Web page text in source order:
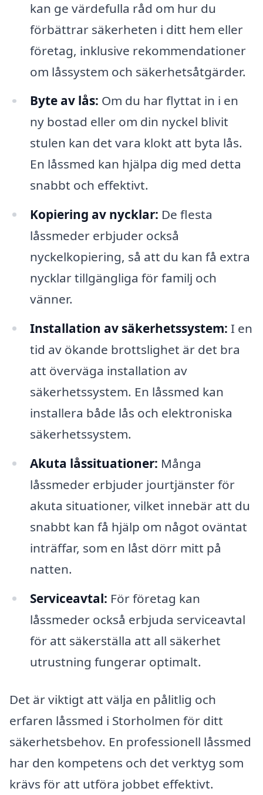
kan ge värdefulla råd om hur du
förbättrar säkerheten i ditt hem eller
företag, inklusive rekommendationer
om låssystem och säkerhetsåtgärder.
Byte av lås: Om du har flyttat in i en
ny bostad eller om din nyckel blivit
stulen kan det vara klokt att byta lås.
En låssmed kan hjälpa dig med detta
snabbt och effektivt.
Kopiering av nycklar: De flesta
låssmeder erbjuder också
nyckelkopiering, så att du kan få extra
nycklar tillgängliga för familj och
vänner.
Installation av säkerhetssystem: I en
tid av ökande brottslighet är det bra
att överväga installation av
säkerhetssystem. En låssmed kan
installera både lås och elektroniska
säkerhetssystem.
Akuta låssituationer: Många
låssmeder erbjuder jourtjänster för
akuta situationer, vilket innebär att du
snabbt kan få hjälp om något oväntat
inträffar, som en låst dörr mitt på
natten.
Serviceavtal: För företag kan
låssmeder också erbjuda serviceavtal
för att säkerställa att all säkerhet
utrustning fungerar optimalt.
Det är viktigt att välja en pålitlig och
erfaren låssmed i Storholmen för ditt
säkerhetsbehov. En professionell låssmed
har den kompetens och det verktyg som
krävs för att utföra jobbet effektivt.